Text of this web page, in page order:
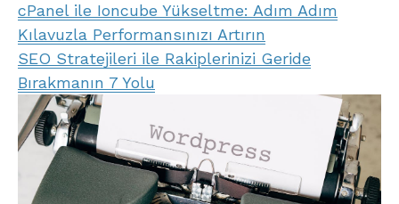
cPanel ile Ioncube Yükseltme: Adım Adım
Kılavuzla Performansınızı Artırın
SEO Stratejileri ile Rakiplerinizi Geride
Bırakmanın 7 Yolu